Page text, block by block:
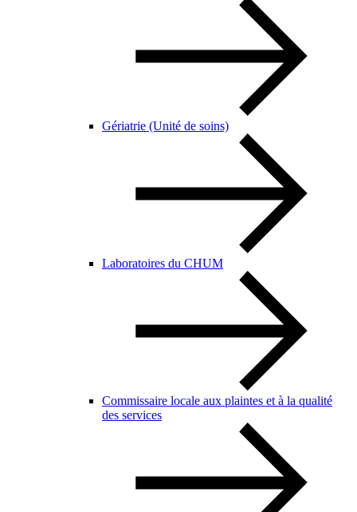
Gériatrie (Unité de soins)
Laboratoires du CHUM
Commissaire locale aux plaintes et à la qualité
des services